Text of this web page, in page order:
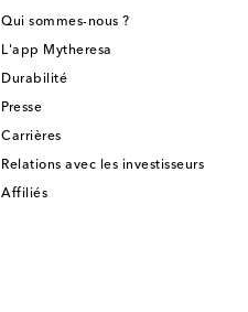
Qui sommes-nous ?
L'app Mytheresa
Durabilité
Presse
Carrières
Relations avec les investisseurs
Affiliés